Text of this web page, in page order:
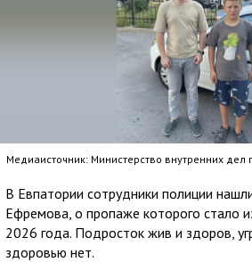
Медиаисточник: Министерство внутренних дел
В Евпатории сотрудники полиции
Ефремова, о пропаже которого стало
2026 года. Подросток жив и здоров,
здоровью нет.